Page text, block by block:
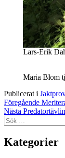
Lars-Erik
Maria Blom
Publicerat i
Föregående
Nästa
Sök
efter:
Kategorier